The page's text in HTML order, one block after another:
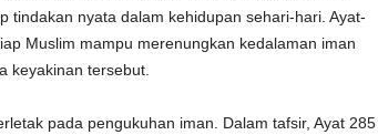
tindakan nyata dalam kehidupan sehari-hari. Ayat-
Muslim mampu merenungkan kedalaman iman
keyakinan tersebut.
pada pengukuhan iman. Dalam tafsir, Ayat 285